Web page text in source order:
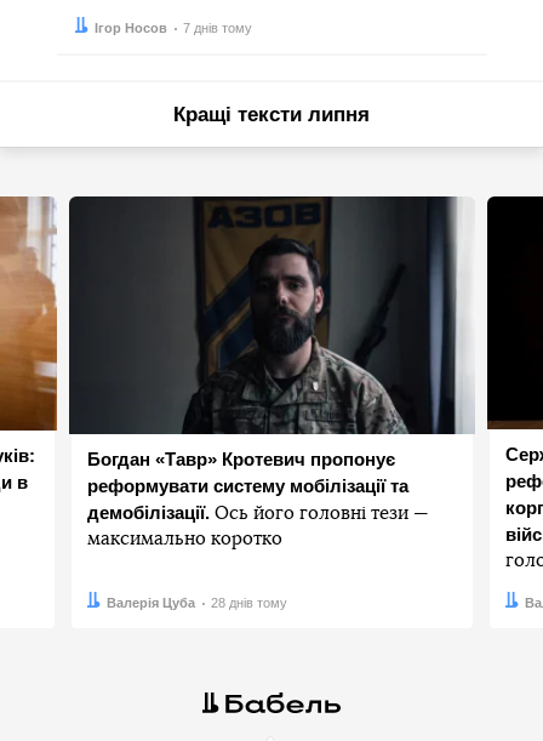
Автор:Ігор Носов
Дата: 7 днів тому
Кращі тексти липня
в
Богдан «Тавр» Кротевич пропонує
реформувати систему мобілізації та
демобілізації. Ось його головні тези —
максимально коротко
Автор:Валерія Цуба
Дата: 28 днів тому Дата: